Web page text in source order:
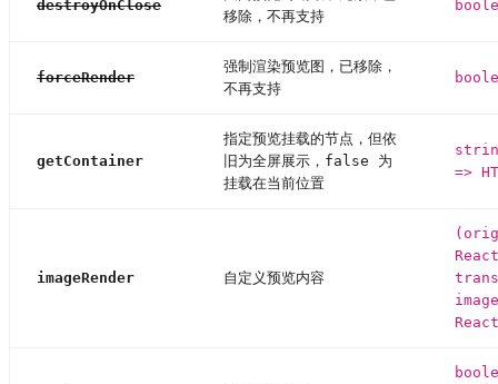
destroyOnClose
移除，不再支持
forceRender
强制渲染预览图，已移除，
不再支持
getContainer
指定预览挂载的节点，但依
旧为全屏展示，false 为
挂载在当前位置
=>
imageRender 自定义预览内容